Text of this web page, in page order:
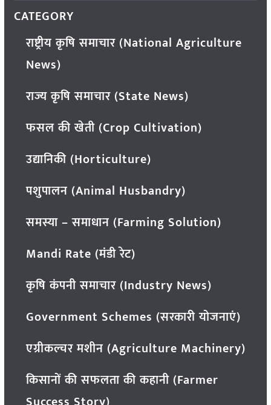
CATEGORY
राष्ट्रीय कृषि समाचार (National Agriculture
News)
राज्य कृषि समाचार (State News)
फसल की खेती (Crop Cultivation)
उद्यानिकी (Horticulture)
पशुपालन (Animal Husbandry)
समस्या – समाधान (Farming Solution)
Mandi Rate (मंडी रेट)
कृषि कंपनी समाचार (Industry News)
Government Schemes (सरकारी योजनाएं)
एग्रीकल्चर मशीन (Agriculture Machinery)
किसानों की सफलता की कहानी (Farmer